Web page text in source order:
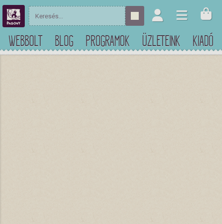
WEBBOLT BLOG PROGRAMOK ÜZLETEINK KIADÓ